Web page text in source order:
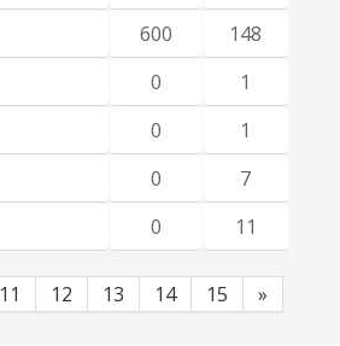
600
148
0
1
0
1
0
7
0 11
11 12 13 14 15 »